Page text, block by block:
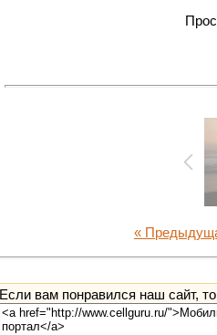
«
Если вам понравился наш сайт,